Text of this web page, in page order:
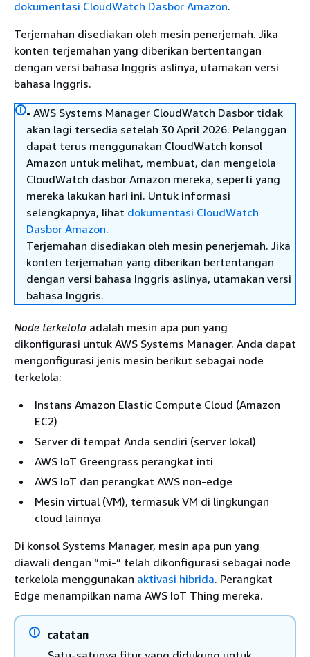
dokumentasi CloudWatch Dasbor Amazon.
Terjemahan disediakan oleh mesin penerjemah. Jika
konten terjemahan yang diberikan bertentangan
dengan versi bahasa Inggris aslinya, utamakan versi
bahasa Inggris.
• AWS Systems Manager CloudWatch Dasbor tidak
akan lagi tersedia setelah 30 April 2026. Pelanggan
dapat terus menggunakan CloudWatch konsol
Amazon untuk melihat, membuat, dan mengelola
CloudWatch dasbor Amazon mereka, seperti yang
mereka lakukan hari ini. Untuk informasi
selengkapnya, lihat dokumentasi CloudWatch
Dasbor Amazon.
Terjemahan disediakan oleh mesin penerjemah. Jika
konten terjemahan yang diberikan bertentangan
dengan versi bahasa Inggris aslinya, utamakan versi
bahasa Inggris.
Node terkelola adalah mesin apa pun yang
dikonfigurasi untuk AWS Systems Manager. Anda dapat
mengonfigurasi jenis mesin berikut sebagai node
terkelola:
Instans Amazon Elastic Compute Cloud (Amazon
EC2)
Server di tempat Anda sendiri (server lokal)
AWS IoT Greengrass perangkat inti
AWS IoT dan perangkat AWS non-edge
Mesin virtual (VM), termasuk VM di lingkungan
cloud lainnya
Di konsol Systems Manager, mesin apa pun yang
diawali dengan “mi-” telah dikonfigurasi sebagai node
terkelola menggunakan aktivasi hibrida. Perangkat
Edge menampilkan nama AWS IoT Thing mereka.
catatan